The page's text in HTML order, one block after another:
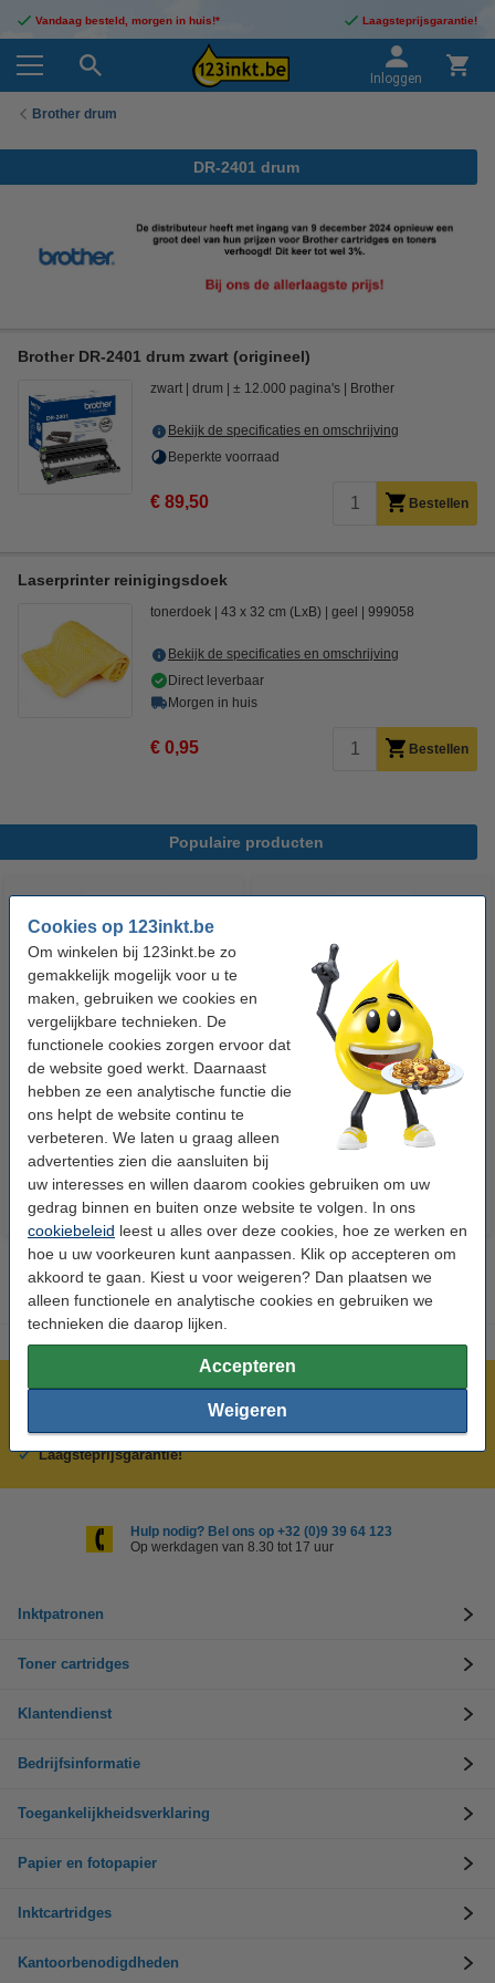
Cookies op 123inkt.be
Om winkelen bij 123inkt.be zo
gemakkelijk mogelijk voor u te
maken, gebruiken we cookies en
vergelijkbare technieken. De
functionele cookies zorgen ervoor dat
de website goed werkt. Daarnaast
hebben ze een analytische functie die
ons helpt de website continu te
verbeteren. We laten u graag alleen
advertenties zien die aansluiten bij
uw interesses en willen daarom cookies gebruiken om uw
gedrag binnen en buiten onze website te volgen. In ons
cookiebeleid leest u alles over deze cookies, hoe ze werken en
hoe u uw voorkeuren kunt aanpassen. Klik op accepteren om
akkoord te gaan. Kiest u voor weigeren? Dan plaatsen we
alleen functionele en analytische cookies en gebruiken we
technieken die daarop lijken.
Accepteren
Weigeren
Vandaag besteld, morgen in huis!* Laagsteprijsgarantie!
Inloggen
Brother drum
DR-2401 drum
Brother DR-2401 drum zwart (origineel)
zwart drum ± 12.000 pagina's Brother
Bekijk de specificaties en omschrijving
Beperkte voorraad
€ 89,50 Bestellen
Laserprinter reinigingsdoek
tonerdoek 43 x 32 cm (LxB) geel 999058
Bekijk de specificaties en omschrijving
Direct leverbaar
Morgen in huis
€ 0,95 Bestellen
Populaire producten
123inkt kopieerpapier 1 pak van
500 vellen A4 - 80 g/m²
€ 7,25 Incl. 21% btw
123inkt kopieerpapier 1 doos
van 2500 vellen A4 - 80 g/m²
€ 33,50 Incl. 21% btw
Meer dan 5 miljoen klanten!
Voor 22.00 uur besteld, morgen in huis!
Laagsteprijsgarantie!
Hulp nodig? Bel ons op +32 (0)9 39 64 123
Op werkdagen van 8.30 tot 17 uur
Inktpatronen
Toner cartridges
Klantendienst
Bedrijfsinformatie
Toegankelijkheidsverklaring
Papier en fotopapier
Inktcartridges
Kantoorbenodigdheden